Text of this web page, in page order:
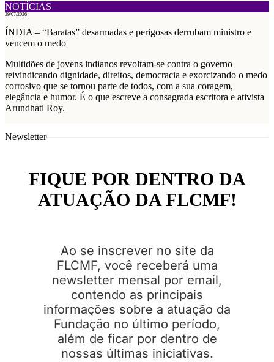
NOTÍCIAS
29/07/2026
ÍNDIA – “Baratas” desarmadas e perigosas derrubam ministro e
vencem o medo
Multidões de jovens indianos revoltam-se contra o governo
reivindicando dignidade, direitos, democracia e exorcizando o medo
corrosivo que se tornou parte de todos, com a sua coragem,
elegância e humor. É o que escreve a consagrada escritora e ativista
Arundhati Roy.
Newsletter
FIQUE POR DENTRO DA
ATUAÇÃO DA FLCMF!
Ao se inscrever no site da
FLCMF, você receberá uma
newsletter mensal por email,
contendo as principais
informações sobre a atuação da
Fundação no último período,
além de ficar por dentro de
nossas últimas iniciativas.